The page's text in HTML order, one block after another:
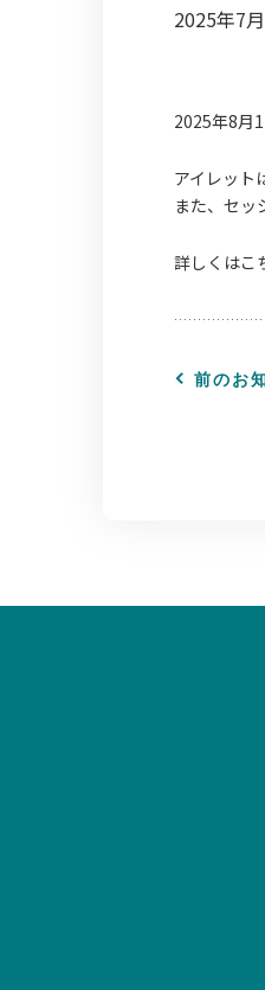
2025年7
2025年8月
アイレット
また、セッ
詳しくはこ
前のお